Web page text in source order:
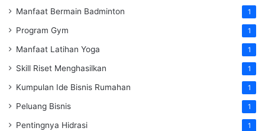
Manfaat Bermain Badminton 1
Program Gym 1
Manfaat Latihan Yoga 1
Skill Riset Menghasilkan 1
Kumpulan Ide Bisnis Rumahan 1
Peluang Bisnis 1
Pentingnya Hidrasi 1